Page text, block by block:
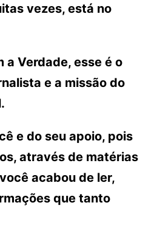
vezes, está no
a Verdade, esse é o
e a missão do
e do seu apoio, pois
através de matérias
acabou de ler,
que tanto